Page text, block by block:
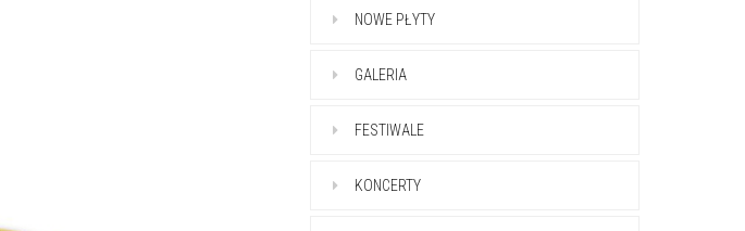
NOWE PŁYTY
GALERIA
FESTIWALE
KONCERTY